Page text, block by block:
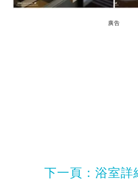
廣告
下一頁：浴室詳